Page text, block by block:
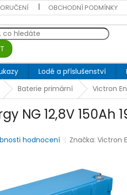
OBCHODNÍ PODMÍNKY
Lodě a příslušenství
Baterie primární Victron
NG 12,8V 150Ah
hodnocení Značka:Victron